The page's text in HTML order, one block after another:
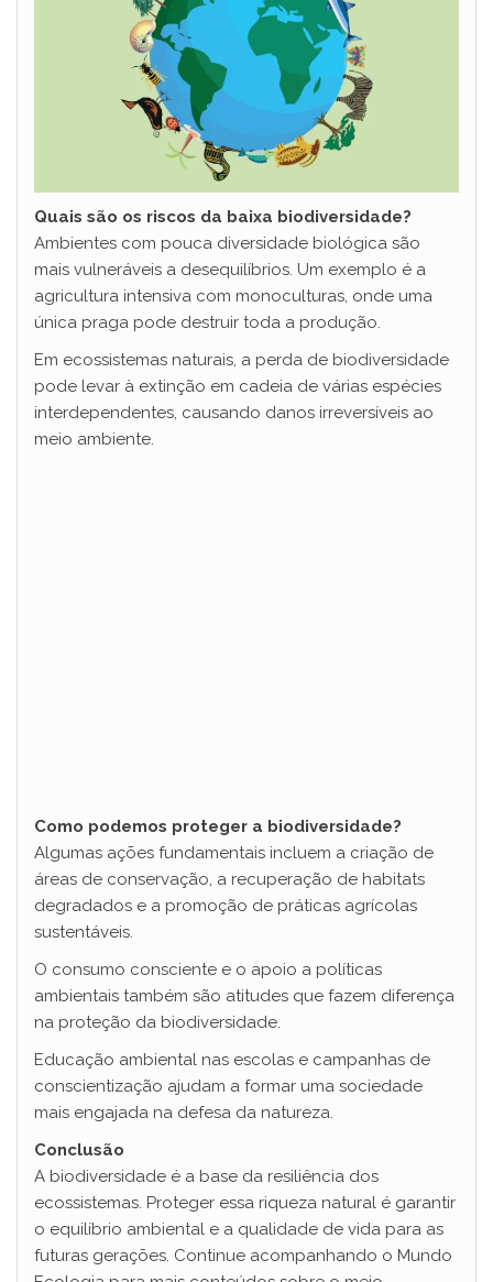
d
o
Quais são os riscos da baixa biodiversidade?
Ambientes com pouca diversidade biológica são
mais vulneráveis a desequilíbrios. Um exemplo é a
agricultura intensiva com monoculturas, onde uma
única praga pode destruir toda a produção.
Em ecossistemas naturais, a perda de biodiversidade
pode levar à extinção em cadeia de várias espécies
interdependentes, causando danos irreversíveis ao
meio ambiente.
Como podemos proteger a biodiversidade?
Algumas ações fundamentais incluem a criação de
áreas de conservação, a recuperação de habitats
degradados e a promoção de práticas agrícolas
sustentáveis.
O consumo consciente e o apoio a políticas
ambientais também são atitudes que fazem diferença
na proteção da biodiversidade.
Educação ambiental nas escolas e campanhas de
conscientização ajudam a formar uma sociedade
mais engajada na defesa da natureza.
Conclusão
A biodiversidade é a base da resiliência dos
ecossistemas. Proteger essa riqueza natural é garantir
o equilíbrio ambiental e a qualidade de vida para as
futuras gerações. Continue acompanhando o Mundo